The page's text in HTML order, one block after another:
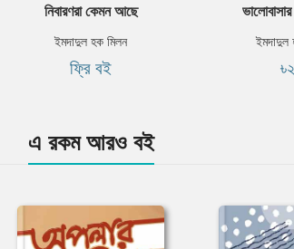
নিবারণরা কেমন আছে
ইমদাদুল হক মিলন
ফ্রি বই
ইমদাদুল
এ রকম আরও বই